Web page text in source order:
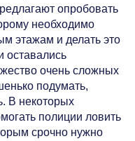
опробовать
необходимо
этажам и делать это
оставались
очень сложных
подумать,
В некоторых
полиции ловить
срочно нужно